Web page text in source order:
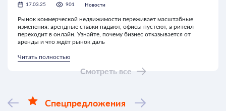
Смотреть все
17.03.25 901 Новости
Рынок коммерческой недвижимости переживает масштабные
изменения: арендные ставки падают, офисы пустеют, а ритейл
переходит в онлайн. Узнайте, почему бизнес отказывается от
аренды и что ждёт рынок даль
Читать полностью
Спецпредложения